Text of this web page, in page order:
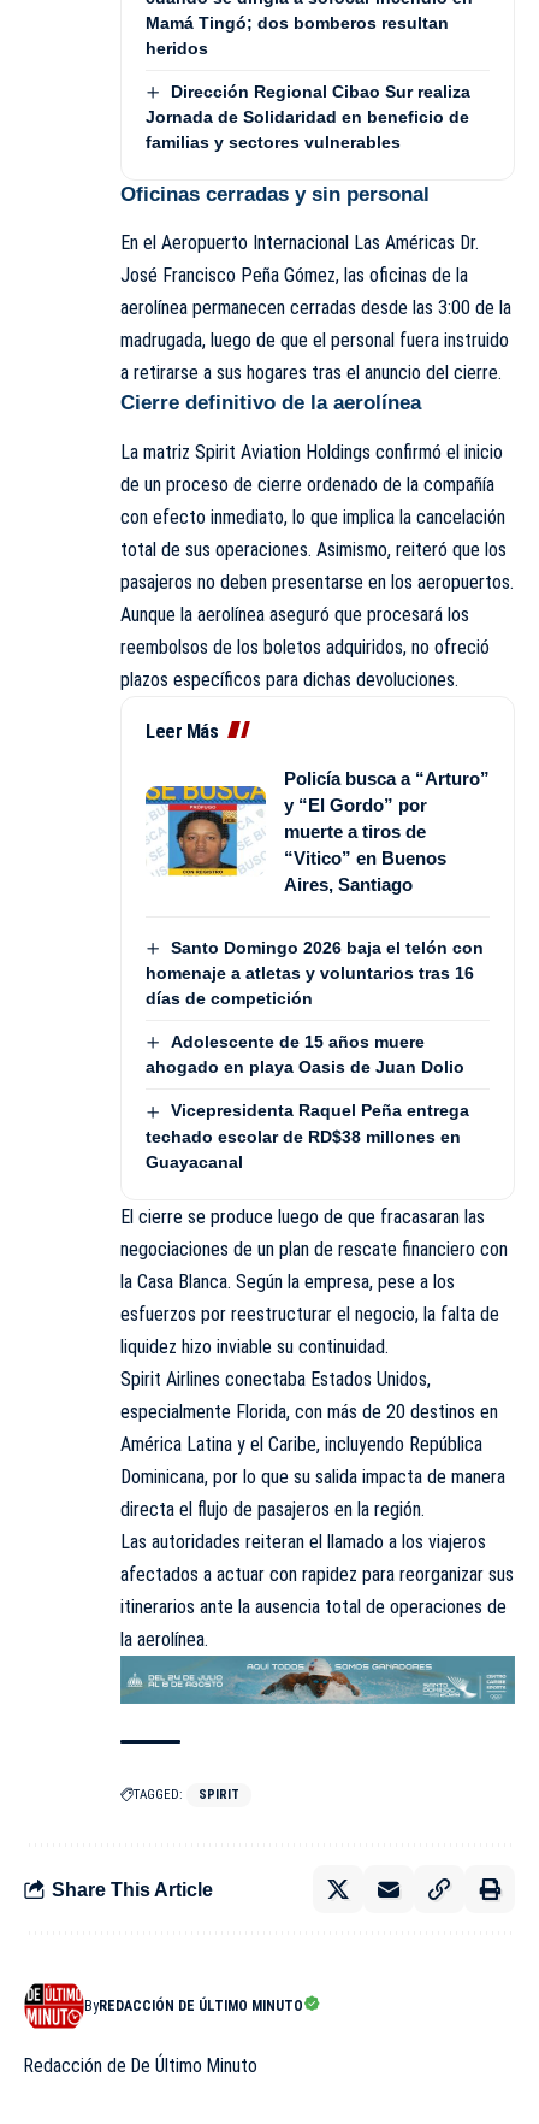
Mamá Tingó; dos bomberos resultan
heridos
Dirección Regional Cibao Sur realiza
Jornada de Solidaridad en beneficio de
familias y sectores vulnerables
Oficinas cerradas y sin personal
En el Aeropuerto Internacional Las Américas Dr.
José Francisco Peña Gómez, las oficinas de la
aerolínea permanecen cerradas desde las 3:00 de la
madrugada, luego de que el personal fuera instruido
a retirarse a sus hogares tras el anuncio del cierre.
Cierre definitivo de la aerolínea
La matriz Spirit Aviation Holdings confirmó el inicio
de un proceso de cierre ordenado de la compañía
con efecto inmediato, lo que implica la cancelación
total de sus operaciones. Asimismo, reiteró que los
pasajeros no deben presentarse en los aeropuertos.
Aunque la aerolínea aseguró que procesará los
reembolsos de los boletos adquiridos, no ofreció
plazos específicos para dichas devoluciones.
Leer Más
Policía busca a “Arturo”
y “El Gordo” por
muerte a tiros de
“Vitico” en Buenos
Aires, Santiago
Santo Domingo 2026 baja el telón con
homenaje a atletas y voluntarios tras 16
días de competición
Adolescente de 15 años muere
ahogado en playa Oasis de Juan Dolio
Vicepresidenta Raquel Peña entrega
techado escolar de RD$38 millones en
Guayacanal
El cierre se produce luego de que fracasaran las
negociaciones de un plan de rescate financiero con
la Casa Blanca. Según la empresa, pese a los
esfuerzos por reestructurar el negocio, la falta de
liquidez hizo inviable su continuidad.
Spirit Airlines conectaba Estados Unidos,
especialmente Florida, con más de 20 destinos en
América Latina y el Caribe, incluyendo República
Dominicana, por lo que su salida impacta de manera
directa el flujo de pasajeros en la región.
Las autoridades reiteran el llamado a los viajeros
afectados a actuar con rapidez para reorganizar sus
itinerarios ante la ausencia total de operaciones de
la aerolínea.
TAGGED: SPIRIT
Share This Article
ByREDACCIÓN DE ÚLTIMO MINUTO
Redacción de De Último Minuto